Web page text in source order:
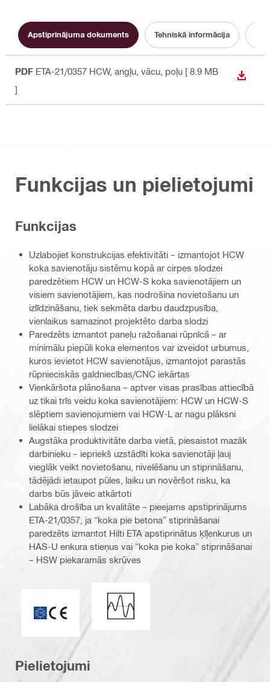
Apstiprinājuma dokuments Tehniskā informācija
PDF ETA-21/0357 HCW, angļu, vācu, poļu [ 8.9 MB
]
Funkcijas un pielietojumi
Funkcijas
Uzlabojiet konstrukcijas efektivitāti – izmantojot HCW
koka savienotāju sistēmu kopā ar cirpes slodzei
paredzētiem HCW un HCW-S koka savienotājiem un
visiem savienotājiem, kas nodrošina novietošanu un
izlīdzināšanu, tiek sekmēta darbu daudzpusība,
vienlaikus samazinot projektēto darba slodzi
Paredzēts izmantot paneļu ražošanai rūpnīcā – ar
minimālu piepūli koka elementos var izveidot urbumus,
kuros ievietot HCW savienotājus, izmantojot parastās
rūpnieciskās galdniecības/CNC iekārtas
Vienkāršota plānošana – aptver visas prasības attiecībā
uz tikai trīs veidu koka savienotājiem: HCW un HCW-S
slēptiem savienojumiem vai HCW-L ar nagu plāksni
lielākai stiepes slodzei
Augstāka produktivitāte darba vietā, piesaistot mazāk
darbinieku – iepriekš uzstādīti koka savienotāji ļauj
vieglāk veikt novietošanu, nivelēšanu un stiprināšanu,
tādējādi ietaupot pūles, laiku un novēršot risku, ka
darbs būs jāveic atkārtoti
Labāka drošība un kvalitāte – pieejams apstiprinājums
ETA-21/0357, ja “koka pie betona” stiprināšanai
paredzēts izmantot Hilti ETA apstiprinātus ķīļenkurus un
HAS-U enkura stieņus vai “koka pie koka” stiprināšanai
– HSW piekaramās skrūves
ETA_CE_Logo_2to1 (3608215)
Seismiskā slodze
Pielietojumi